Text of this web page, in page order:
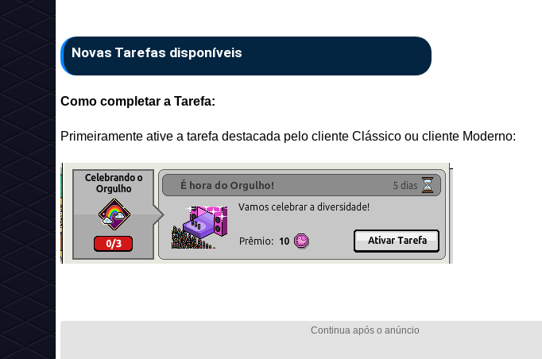
Novas Tarefas disponíveis
Como completar a Tarefa:
Primeiramente ative a tarefa destacada pelo cliente Clássico ou cliente Moderno: